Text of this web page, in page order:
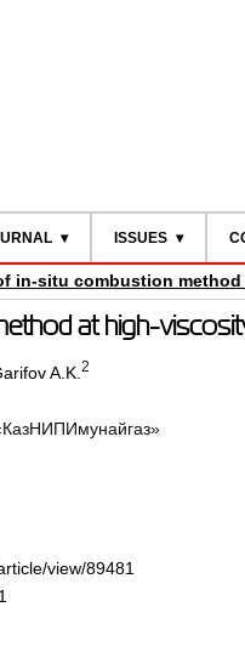
ISSUES
in-situ combustion
at high-
A.K. 2
view/89481